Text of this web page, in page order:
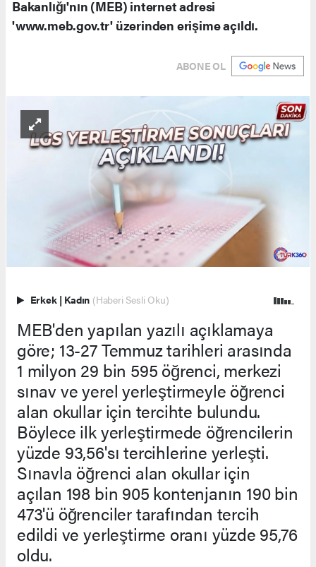
Bakanlığı'nın (MEB) internet adresi
'www.meb.gov.tr' üzerinden erişime açıldı.
ABONE OL
Erkek | Kadın (Haberi Sesli Oku)
MEB'den yapılan yazılı açıklamaya
göre; 13-27 Temmuz tarihleri arasında
1 milyon 29 bin 595 öğrenci, merkezi
sınav ve yerel yerleştirmeyle öğrenci
alan okullar için tercihte bulundu.
Böylece ilk yerleştirmede öğrencilerin
yüzde 93,56'sı tercihlerine yerleşti.
Sınavla öğrenci alan okullar için
açılan 198 bin 905 kontenjanın 190 bin
473'ü öğrenciler tarafından tercih
edildi ve yerleştirme oranı yüzde 95,76
oldu.